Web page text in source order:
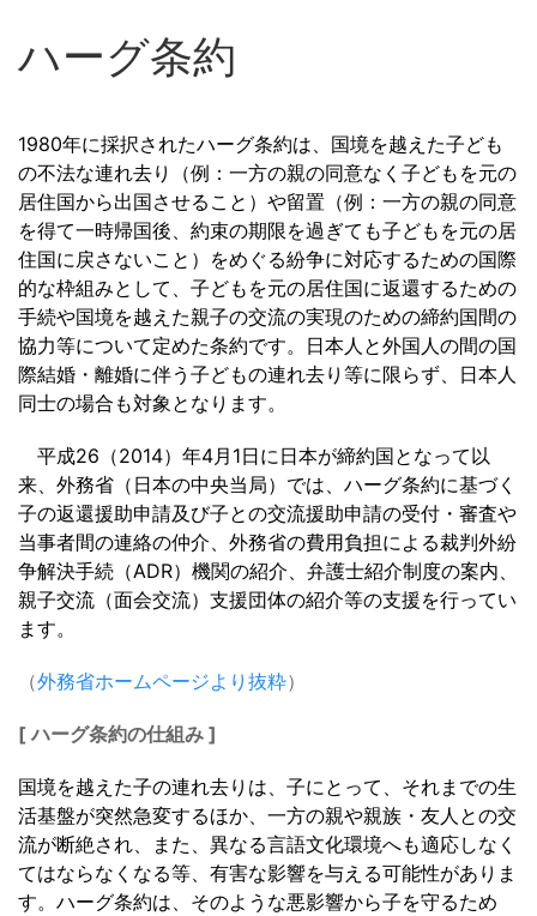
ハーグ条約
1980年に採択されたハーグ条約は、国境を越えた子ども
の不法な連れ去り（例：一方の親の同意なく子どもを元の
居住国から出国させること）や留置（例：一方の親の同意
を得て一時帰国後、約束の期限を過ぎても子どもを元の居
住国に戻さないこと）をめぐる紛争に対応するための国際
的な枠組みとして、子どもを元の居住国に返還するための
手続や国境を越えた親子の交流の実現のための締約国間の
協力等について定めた条約です。日本人と外国人の間の国
際結婚・離婚に伴う子どもの連れ去り等に限らず、日本人
同士の場合も対象となります。
平成26（2014）年4月1日に日本が締約国となって以
来、外務省（日本の中央当局）では、ハーグ条約に基づく
子の返還援助申請及び子との交流援助申請の受付・審査や
当事者間の連絡の仲介、外務省の費用負担による裁判外紛
争解決手続（ADR）機関の紹介、弁護士紹介制度の案内、
親子交流（面会交流）支援団体の紹介等の支援を行ってい
ます。
（外務省ホームページより抜粋）
[ ハーグ条約の仕組み ]
国境を越えた子の連れ去りは、子にとって、それまでの生
活基盤が突然急変するほか、一方の親や親族・友人との交
流が断絶され、また、異なる言語文化環境へも適応しなく
てはならなくなる等、有害な影響を与える可能性がありま
す。ハーグ条約は、そのような悪影響から子を守るため